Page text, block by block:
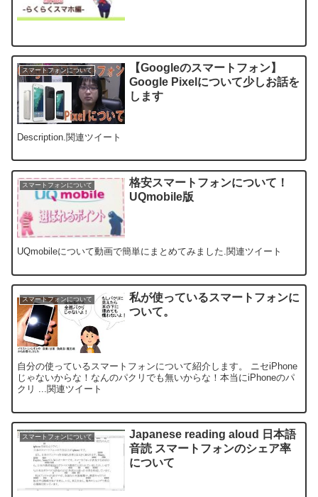
スマートフォンについて
【Googleのスマートフォン】
Google Pixelについて少しお話を
します
Description.関連ツイート
スマートフォンについて
格安スマートフォンについて！
UQmobile版
UQmobileについて動画で簡単にまとめてみました.関連ツイート
スマートフォンについて
私が使っているスマートフォンに
ついて。
自分の使っているスマートフォンについて紹介します。 ニセiPhone
じゃないからな！なんのパクリでも無いからな！本当にiPhoneのパ
クリ ...関連ツイート
スマートフォンについて
Japanese reading aloud 日本語
音読 スマートフォンのシェア率
について